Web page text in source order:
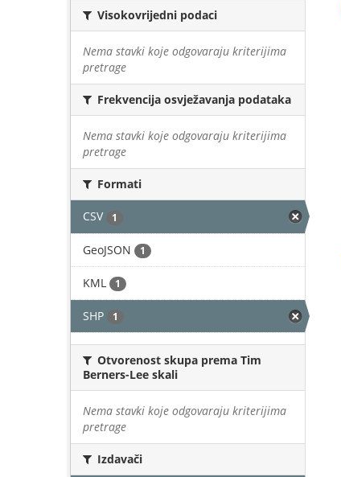
Visokovrijedni podaci
Nema stavki koje odgovaraju kriterijima
pretrage
Frekvencija osvježavanja podataka
Nema stavki koje odgovaraju kriterijima
pretrage
Formati
CSV 1
GeoJSON 1
KML 1
SHP 1
Otvorenost skupa prema Tim
Berners-Lee skali
Nema stavki koje odgovaraju kriterijima
pretrage
Izdavači